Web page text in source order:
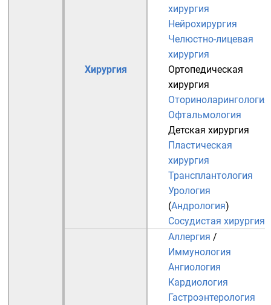
Хирургия
хирургия
Нейрохирургия
Челюстно-лицевая
хирургия
Ортопедическая
хирургия
Оториноларингология
Офтальмология
Детская хирургия
Пластическая
хирургия
Трансплантология
Урология
(Андрология)
Сосудистая хирургия
Аллергия /
Иммунология
Ангиология
Кардиология
Гастроэнтерология